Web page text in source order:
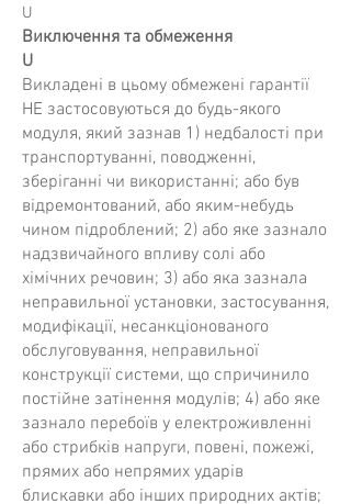
U
Виключення та обмеження
U
Викладені в цьому обмежені гарантії
НЕ застосовуються до будь-якого
модуля, який зазнав 1) недбалості при
транспортуванні, поводженні,
зберіганні чи використанні; або був
відремонтований, або яким-небудь
чином підроблений; 2) або яке зазнало
надзвичайного впливу солі або
хімічних речовин; 3) або яка зазнала
неправильної установки, застосування,
модифікації, несанкціонованого
обслуговування, неправильної
конструкції системи, що спричинило
постійне затінення модулів; 4) або яке
зазнало перебоїв у електроживленні
або стрибків напруги, повені, пожежі,
прямих або непрямих ударів
блискавки або інших природних актів;